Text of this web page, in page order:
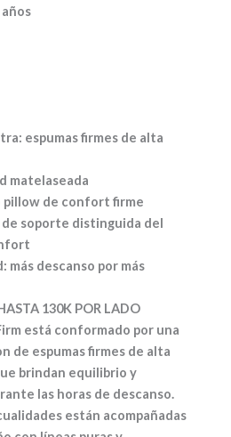
años
espumas firmes de alta
matelaseada
pillow de confort firme
soporte distinguida del
más descanso por más
130K POR LADO
está conformado por una
de espumas firmes de alta
brindan equilibrio y
las horas de descanso.
están acompañadas